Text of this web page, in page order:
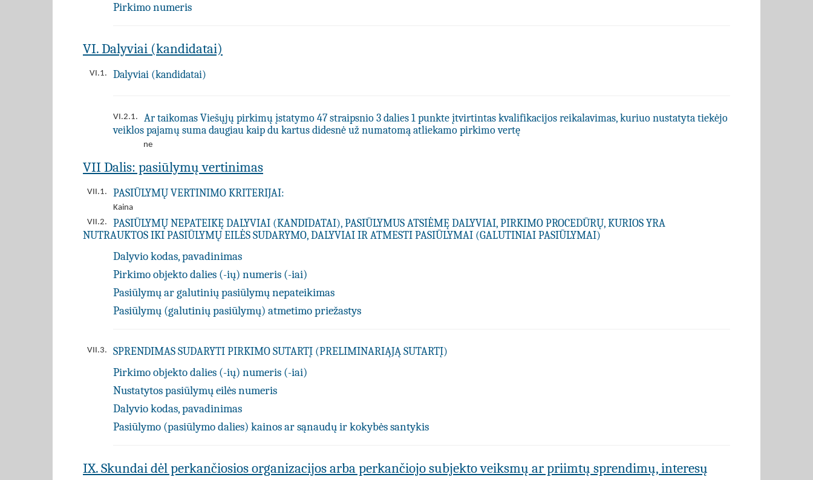
Pirkimo numeris
VI. Dalyviai (kandidatai)
VI.1. Dalyviai (kandidatai)
VI.2.1.
Ar taikomas Viešųjų pirkimų įstatymo 47 straipsnio 3 dalies 1 punkte įtvirtintas kvalifikacijos reikalavimas, kuriuo nustatyta tiekėjo
veiklos pajamų suma daugiau kaip du kartus didesnė už numatomą atliekamo pirkimo vertę
ne
VII Dalis: pasiūlymų vertinimas
VII.1. PASIŪLYMŲ VERTINIMO KRITERIJAI:
Kaina
VII.2.
PASIŪLYMŲ NEPATEIKĘ DALYVIAI (KANDIDATAI), PASIŪLYMUS ATSIĖMĘ DALYVIAI, PIRKIMO PROCEDŪRŲ, KURIOS YRA
NUTRAUKTOS IKI PASIŪLYMŲ EILĖS SUDARYMO, DALYVIAI IR ATMESTI PASIŪLYMAI (GALUTINIAI PASIŪLYMAI)
Dalyvio kodas, pavadinimas
Pirkimo objekto dalies (-ių) numeris (-iai)
Pasiūlymų ar galutinių pasiūlymų nepateikimas
Pasiūlymų (galutinių pasiūlymų) atmetimo priežastys
VII.3. SPRENDIMAS SUDARYTI PIRKIMO SUTARTĮ (PRELIMINARIĄJĄ SUTARTĮ)
Pirkimo objekto dalies (-ių) numeris (-iai)
Nustatytos pasiūlymų eilės numeris
Dalyvio kodas, pavadinimas
Pasiūlymo (pasiūlymo dalies) kainos ar sąnaudų ir kokybės santykis
IX. Skundai dėl perkančiosios organizacijos arba perkančiojo subjekto veiksmų ar priimtų sprendimų, interesų